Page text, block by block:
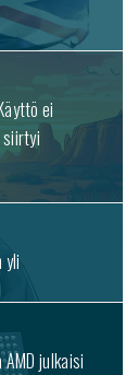
ei
siirtyi
yli
julkaisi